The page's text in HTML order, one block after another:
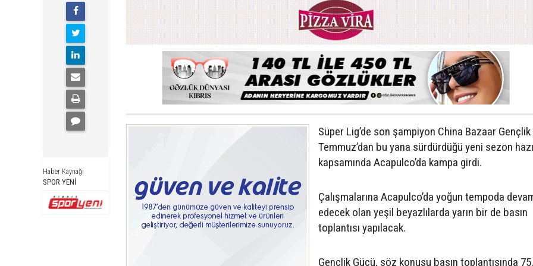
Haber Kaynağı
SPOR YENİ
Süper Lig’de son şampiyon China Bazaar Gençlik
Temmuz’dan bu yana sürdürdüğü yeni sezon
kapsamında Acapulco’da kampa girdi.
Çalışmalarına Acapulco’da yoğun tempoda
edecek olan yeşil beyazlılarda yarın bir de basın
toplantısı yapılacak.
Gençlik Gücü, söz konusu basın toplantısında 75.